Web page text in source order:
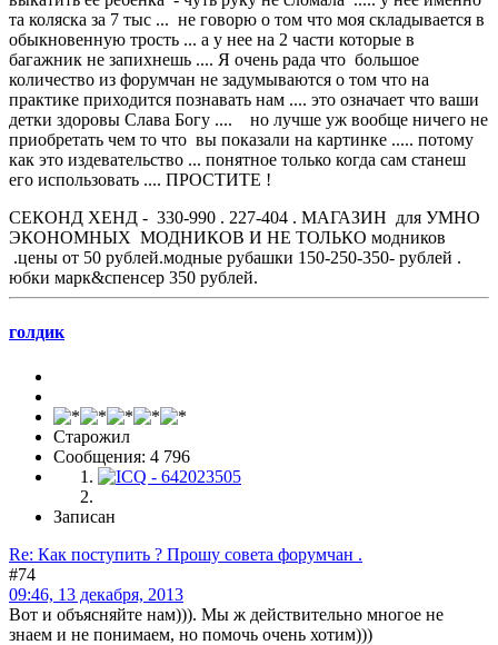
та коляска за 7 тыс ... не говорю о том что моя складывается в
обыкновенную трость ... а у нее на 2 части которые в
багажник не запихнешь .... Я очень рада что большое
количество из форумчан не задумываются о том что на
практике приходится познавать нам .... это означает что ваши
детки здоровы Слава Богу .... но лучше уж вообще ничего не
приобретать чем то что вы показали на картинке ..... потому
как это издевательство ... понятное только когда сам станеш
его использовать .... ПРОСТИТЕ !
СЕКОНД ХЕНД - 330-990 . 227-404 . МАГАЗИН для УМНО
ЭКОНОМНЫХ МОДНИКОВ И НЕ ТОЛЬКО модников
.цены от 50 рублей.модные рубашки 150-250-350- рублей .
юбки марк&спенсер 350 рублей.
голдик
Старожил
Сообщения: 4 796
Записан
Re: Как поступить ? Прошу совета форумчан .
#74
09:46, 13 декабря, 2013
Вот и объясняйте нам))). Мы ж действительно многое не
знаем и не понимаем, но помочь очень хотим)))